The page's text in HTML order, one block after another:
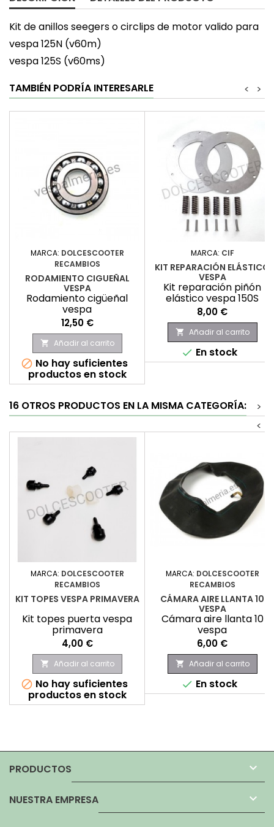
Kit de anillos seegers o circlips de motor valido para
vespa 125N (v60m)
vespa 125S (v60ms)
TAMBIÉN PODRÍA INTERESARLE
>
<
MARCA: DOLCESCOOTER
RECAMBIOS
RODAMIENTO CIGUEÑAL
VESPA
Rodamiento cigüeñal
vespa
Precio
12,50 €
 Añadir al carrito
 No hay suficientes
productos en stock
MARCA: CIF
KIT REPARACIÓN ELÁSTICO
VESPA
Kit reparación piñón
elástico vespa 150S
Precio
8,00 €
 Añadir al carrito
 En stock
16 OTROS PRODUCTOS EN LA MISMA CATEGORÍA:
>
<
MARCA: DOLCESCOOTER
RECAMBIOS
KIT TOPES VESPA PRIMAVERA
Kit topes puerta vespa
primavera
Precio
4,00 €
 Añadir al carrito
 No hay suficientes
productos en stock
MARCA: DOLCESCOOTER
RECAMBIOS
CÁMARA AIRE LLANTA 10
VESPA
Cámara aire llanta 10
vespa
Precio
6,00 €
 Añadir al carrito
 En stock
PRODUCTOS 
NUESTRA EMPRESA 